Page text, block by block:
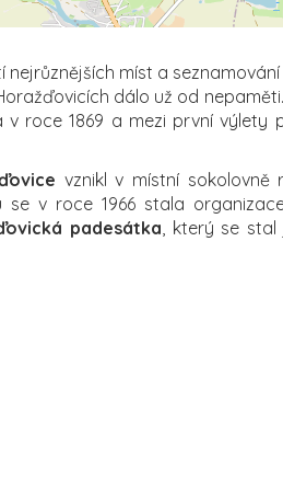
míst a seznamování
dálo už od nepaměti.
roce 1869 a mezi první výlety
vznikl v místní sokolovně
se v roce 1966 stala
padesátka , který se